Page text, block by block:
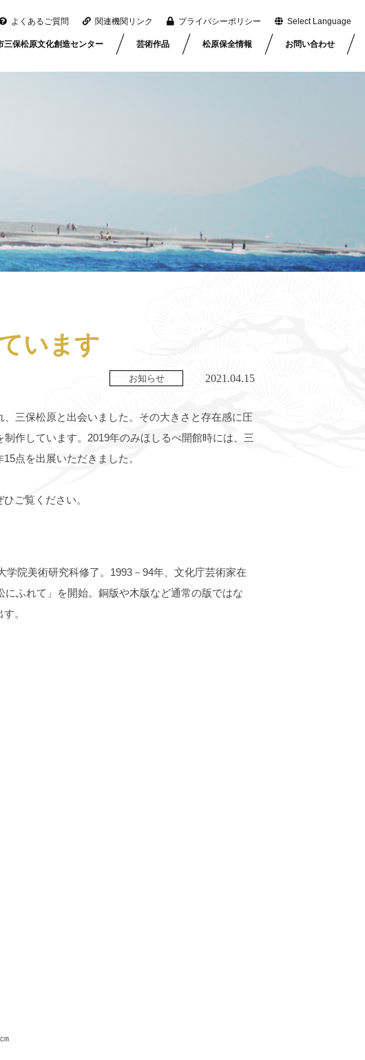
よくあるご質問 関連機関リンク プライバシーポリシー Select Language
三保松原文化創造センター 芸術作品 松原保全情報 お問い合わせ
います
お知らせ 2021.04.15
三保松原と出会いました。その大きさと存在感に圧
作しています。2019年のみほしるべ開館時には、三
点を出展いただきました。
ご覧ください。
院美術研究科修了。1993－94年、文化庁芸術家在
ふれて」を開始。銅版や木版など通常の版ではな
。